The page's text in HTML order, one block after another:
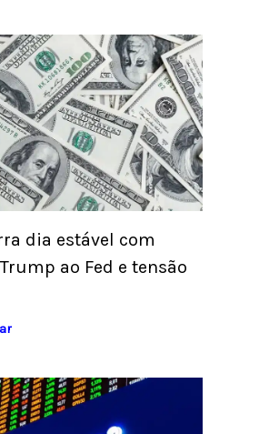
dia estável com
ao Fed e tensão